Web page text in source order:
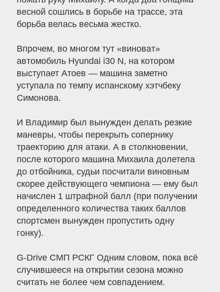
весной сошлись в борьбе на трассе, эта
борьба велась весьма жестко.
Впрочем, во многом тут «виноват»
автомобиль Hyundai i30 N, на котором
выступает Атоев — машина заметно
уступала по темпу испанскому хэтчбеку
Симонова.
И Владимир был вынужден делать резкие
маневры, чтобы перекрыть сопернику
траекторию для атаки. А в столкновении,
после которого машина Михаила долетела
до отбойника, судьи посчитали виновным
скорее действующего чемпиона — ему был
начислен 1 штрафной балл (при получении
определенного количества таких баллов
спортсмен вынужден пропустить одну
гонку).
G-Drive СМП РСКГ Одним словом, пока всё
случившееся на открытии сезона можно
считать не более чем совпадением.